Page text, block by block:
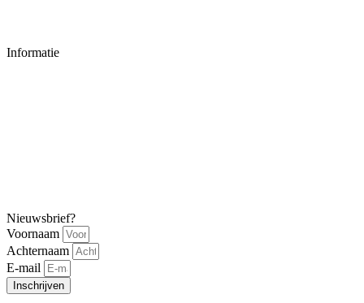
Informatie
Nieuwsbrief?
Voornaam
Achternaam
E-mail
Inschrijven